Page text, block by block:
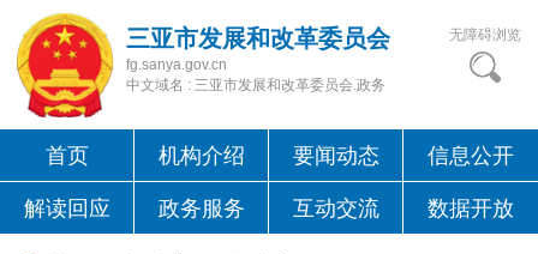
三亚市发展和改革委员会
fg.sanya.gov.cn
中文域名 : 三亚市发展和改革委员会.政务
无障碍浏览
首页 机构介绍 要闻动态 信息公开
解读回应 政务服务 互动交流 数据开放